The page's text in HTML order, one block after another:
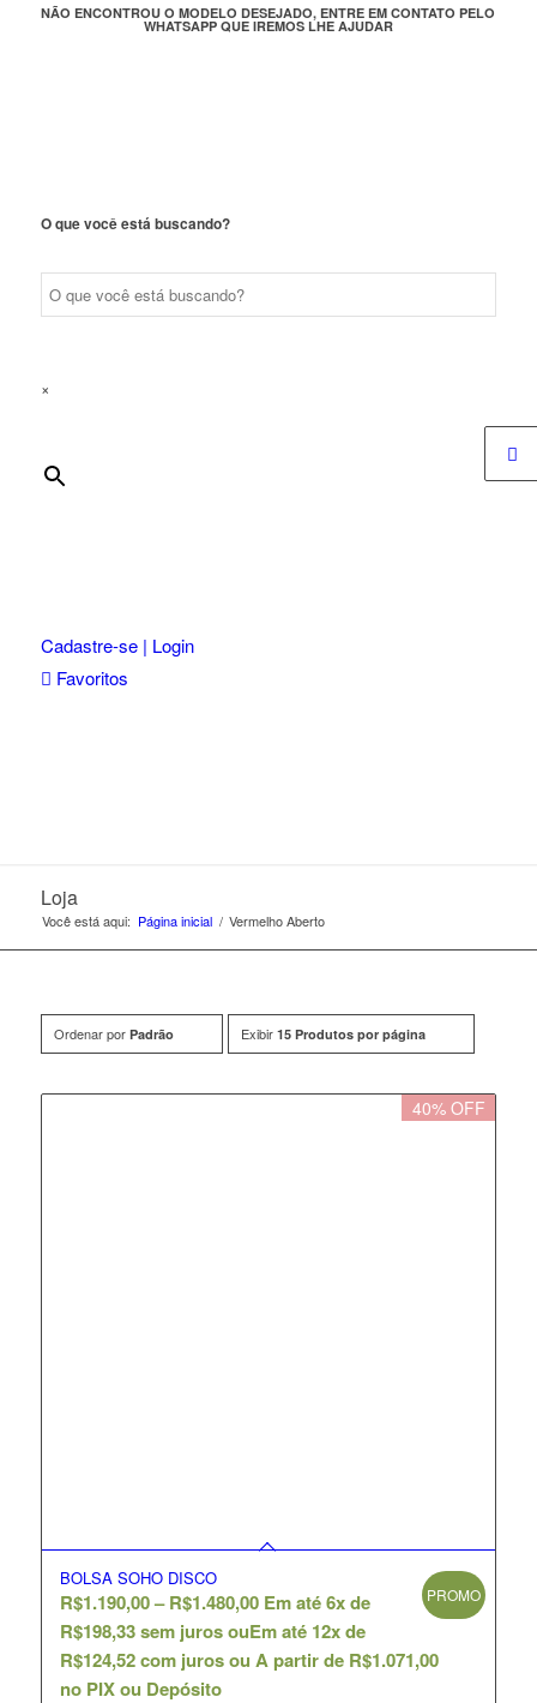
NÃO ENCONTROU O MODELO DESEJADO, ENTRE EM CONTATO PELO
WHATSAPP QUE IREMOS LHE AJUDAR
O que você está buscando?
×
Cadastre-se | Login
Favoritos
Loja
Você está aqui: Página inicial / Vermelho Aberto
Ordenar por Padrão Exibir 15 Produtos por página
40% OFF
BOLSA SOHO DISCO
R$1.190,00–R$1.480,00 Em até 6x de
R$198,33sem juros ouEm até 12x de
R$124,52com juros ou A partir de R$1.071,00
no PIX ou Depósito
PROMO